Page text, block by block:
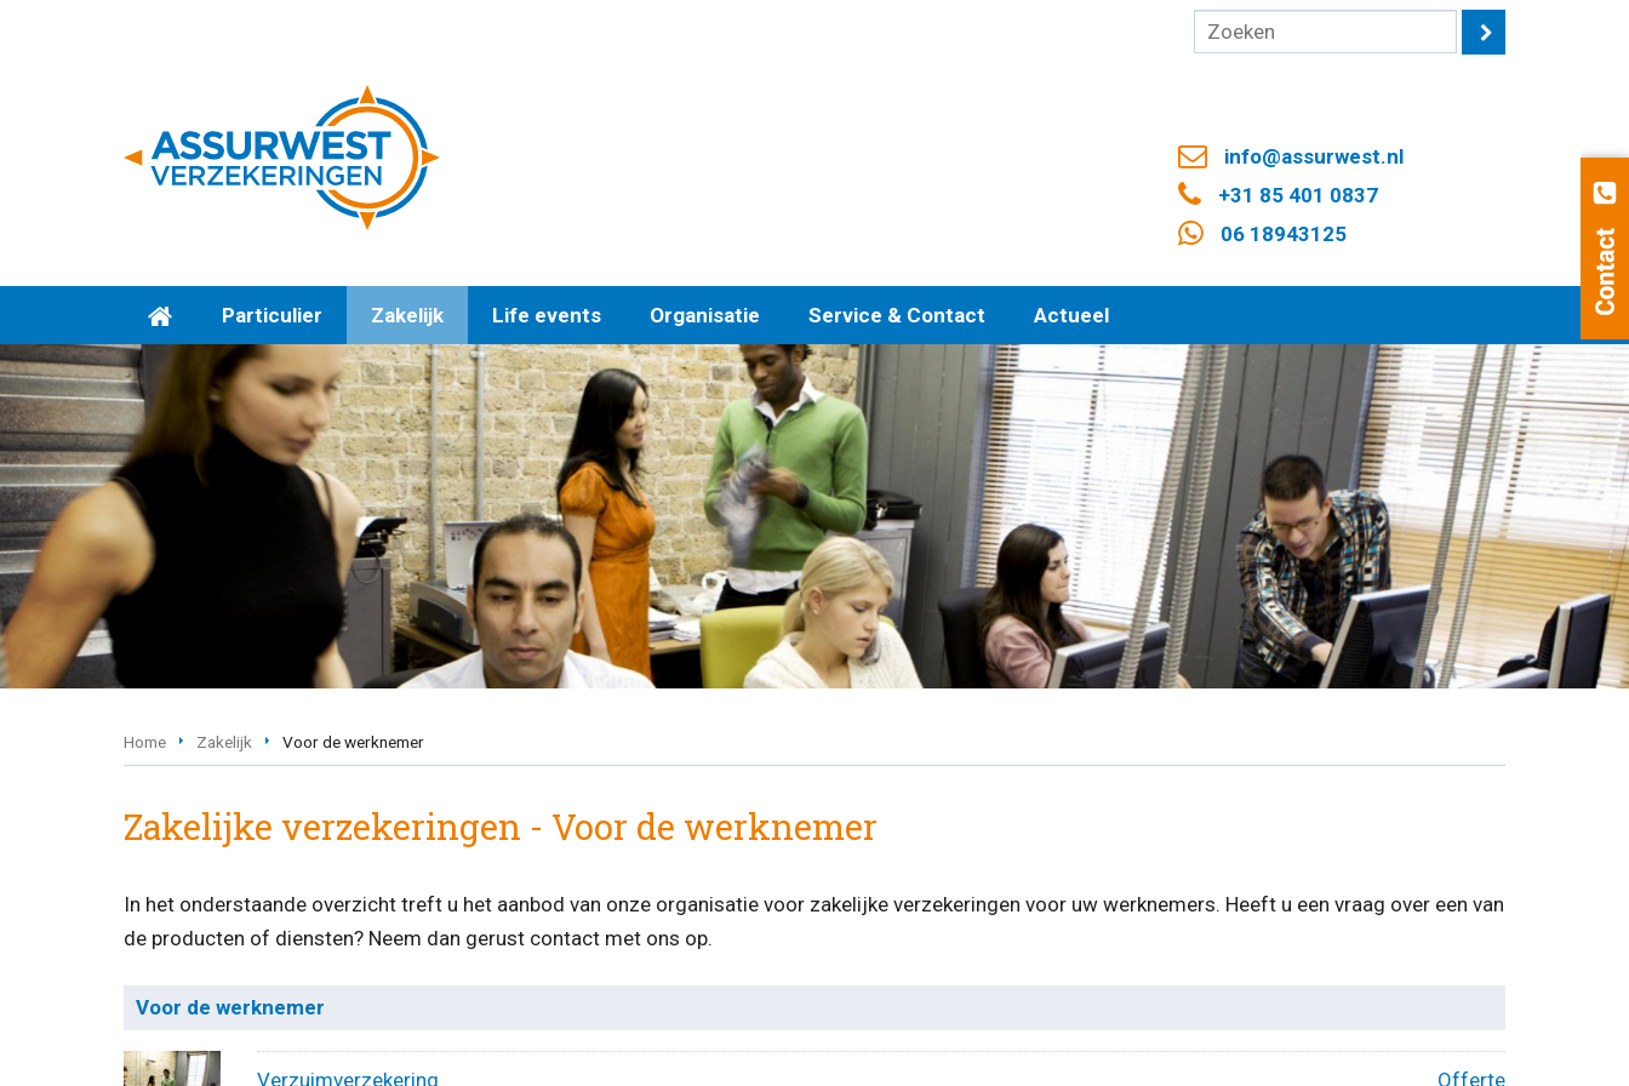
info@assurwest.nl
+31 85 401 0837
06 18943125
Particulier Zakelijk Life events Organisatie Service & Contact Actueel
Home Zakelijk Voor de werknemer
Zakelijke verzekeringen - Voor de werknemer
In het onderstaande overzicht treft u het aanbod van onze organisatie voor zakelijke verzekeringen voor uw werknemers. Heeft u een vraag over een van
de producten of diensten? Neem dan gerust contact met ons op.
Voor de werknemer
Verzuimverzekering Offerte